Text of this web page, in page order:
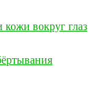
вокруг глаз